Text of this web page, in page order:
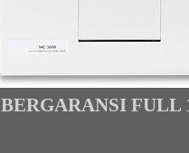
BERGARANSI FULL